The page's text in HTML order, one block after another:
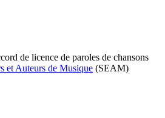
de licence de paroles de chansons
et Auteurs de Musique (SEAM)